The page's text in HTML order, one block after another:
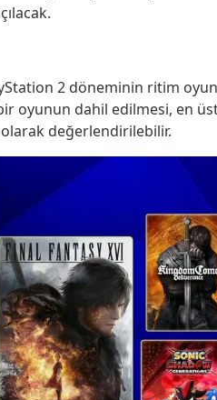
2 döneminin ritim
oyunun dahil edilmesi, en
olarak değerlendirilebilir.